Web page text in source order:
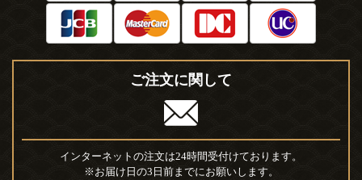
ご注文に関して
インターネットの注文は24時間受付けております。
※お届け日の3日前までにお願いします。